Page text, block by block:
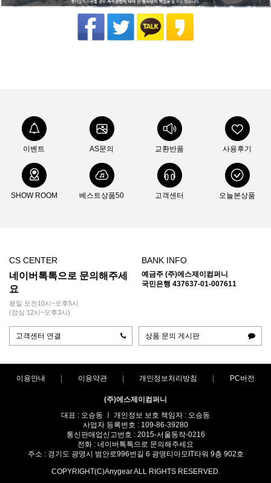
이벤트 AS문의 교환반품 사용후기
SHOW ROOM 베스트상품50 고객센터 오늘본상품
CS CENTER
네이버톡톡으로 문의해주세
요
평일 오전10시~오후5시
(점심 12시~오후3시)
BANK INFO
예금주 (주)에스제이컴퍼니
국민은행 437637-01-007611
고객센터 연결 상품 문의 게시판
이용안내 이용약관 개인정보처리방침 PC버전
(주)에스제이컴퍼니
대표 : 오승동 ㅣ 개인정보 보호 책임자 : 오승동
사업자 등록번호 : 109-86-39280
통신판매업신고번호 : 2015-서울동작-0216
전화 : 네이버톡톡으로 문의해주세요
주소 : 경기도 광명시 범안로996번길 6 광명티아모IT타워 9층 902호
COPYRIGHT(C)Anygear ALL RIGHTS RESERVED.